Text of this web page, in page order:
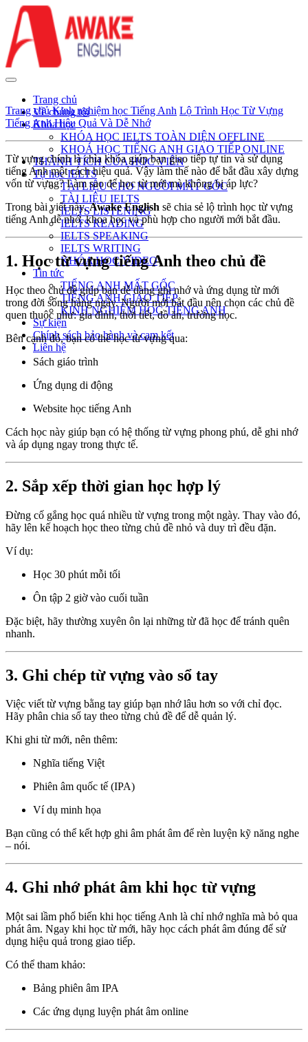
Trang chủ
Về chúng tôi
Khóa học
KHÓA HỌC IELTS TOÀN DIỆN OFFLINE
KHOÁ HỌC TIẾNG ANH GIAO TIẾP ONLINE
THÀNH TÍCH CỦA HỌC VIÊN
Tự học IELTS
TÀI LIỆU CHO NGƯỜI MẤT GỐC
TÀI LIỆU IELTS
IELTS LISTENING
IELTS READING
IELTS SPEAKING
IELTS WRITING
KHÓA HỌC VIDEO
Tin tức
TIẾNG ANH MẤT GỐC
TIẾNG ANH GIAO TIẾP
KINH NGHIỆM HỌC TIẾNG ANH
Sự kiện
Chính sách bảo hành và cam kết
Liên hệ
Trang chủ Kinh nghiệm học Tiếng Anh Lộ Trình Học Từ Vựng
Tiếng Anh Hiệu Quả Và Dễ Nhớ
Từ vựng chính là chìa khóa giúp bạn giao tiếp tự tin và sử dụng
tiếng Anh một cách hiệu quả. Vậy làm thế nào để bắt đầu xây dựng
vốn từ vựng? Làm sao để học từ mới mà không bị áp lực?
Trong bài viết này,Awake English sẽ chia sẻ lộ trình học từ vựng
tiếng Anh dễ nhớ, khoa học và phù hợp cho người mới bắt đầu.
1. Học từ vựng tiếng Anh theo chủ đề
Học theo chủ đề giúp bạn dễ dàng ghi nhớ và ứng dụng từ mới
trong đời sống hàng ngày. Người mới bắt đầu nên chọn các chủ đề
quen thuộc như: gia đình, thời tiết, đồ ăn, trường học.
Bên cạnh đó, bạn có thể học từ vựng qua:
Sách giáo trình
Ứng dụng di động
Website học tiếng Anh
Cách học này giúp bạn có hệ thống từ vựng phong phú, dễ ghi nhớ
và áp dụng ngay trong thực tế.
2. Sắp xếp thời gian học hợp lý
Đừng cố gắng học quá nhiều từ vựng trong một ngày. Thay vào đó,
hãy lên kế hoạch học theo từng chủ đề nhỏ và duy trì đều đặn.
Ví dụ:
Học 30 phút mỗi tối
Ôn tập 2 giờ vào cuối tuần
Đặc biệt, hãy thường xuyên ôn lại những từ đã học để tránh quên
nhanh.
3. Ghi chép từ vựng vào sổ tay
Việc viết từ vựng bằng tay giúp bạn nhớ lâu hơn so với chỉ đọc.
Hãy phân chia sổ tay theo từng chủ đề để dễ quản lý.
Khi ghi từ mới, nên thêm:
Nghĩa tiếng Việt
Phiên âm quốc tế (IPA)
Ví dụ minh họa
Bạn cũng có thể kết hợp ghi âm phát âm để rèn luyện kỹ năng nghe
– nói.
4. Ghi nhớ phát âm khi học từ vựng
Một sai lầm phổ biến khi học tiếng Anh là chỉ nhớ nghĩa mà bỏ qua
phát âm. Ngay khi học từ mới, hãy học cách phát âm đúng để sử
dụng hiệu quả trong giao tiếp.
Có thể tham khảo:
Bảng phiên âm IPA
Các ứng dụng luyện phát âm online